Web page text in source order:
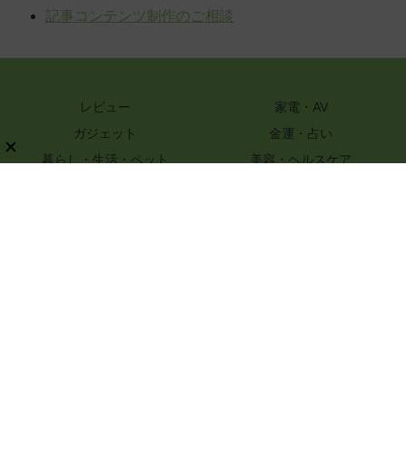
記事コンテンツ制作のご相談
レビュー
家電・AV
ガジェット
金運・占い
暮らし・生活・ペット
美容・ヘルスケア